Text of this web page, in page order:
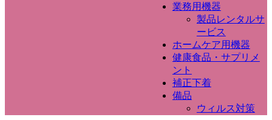
業務用機器
製品レンタルサ
ービス
ホームケア用機器
健康食品・サプリメ
ント
補正下着
備品
ウィルス対策